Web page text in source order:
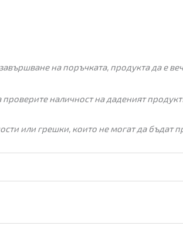
на поръчката, продукта да е
наличност на даденият
или грешки, които не могат да бъдат